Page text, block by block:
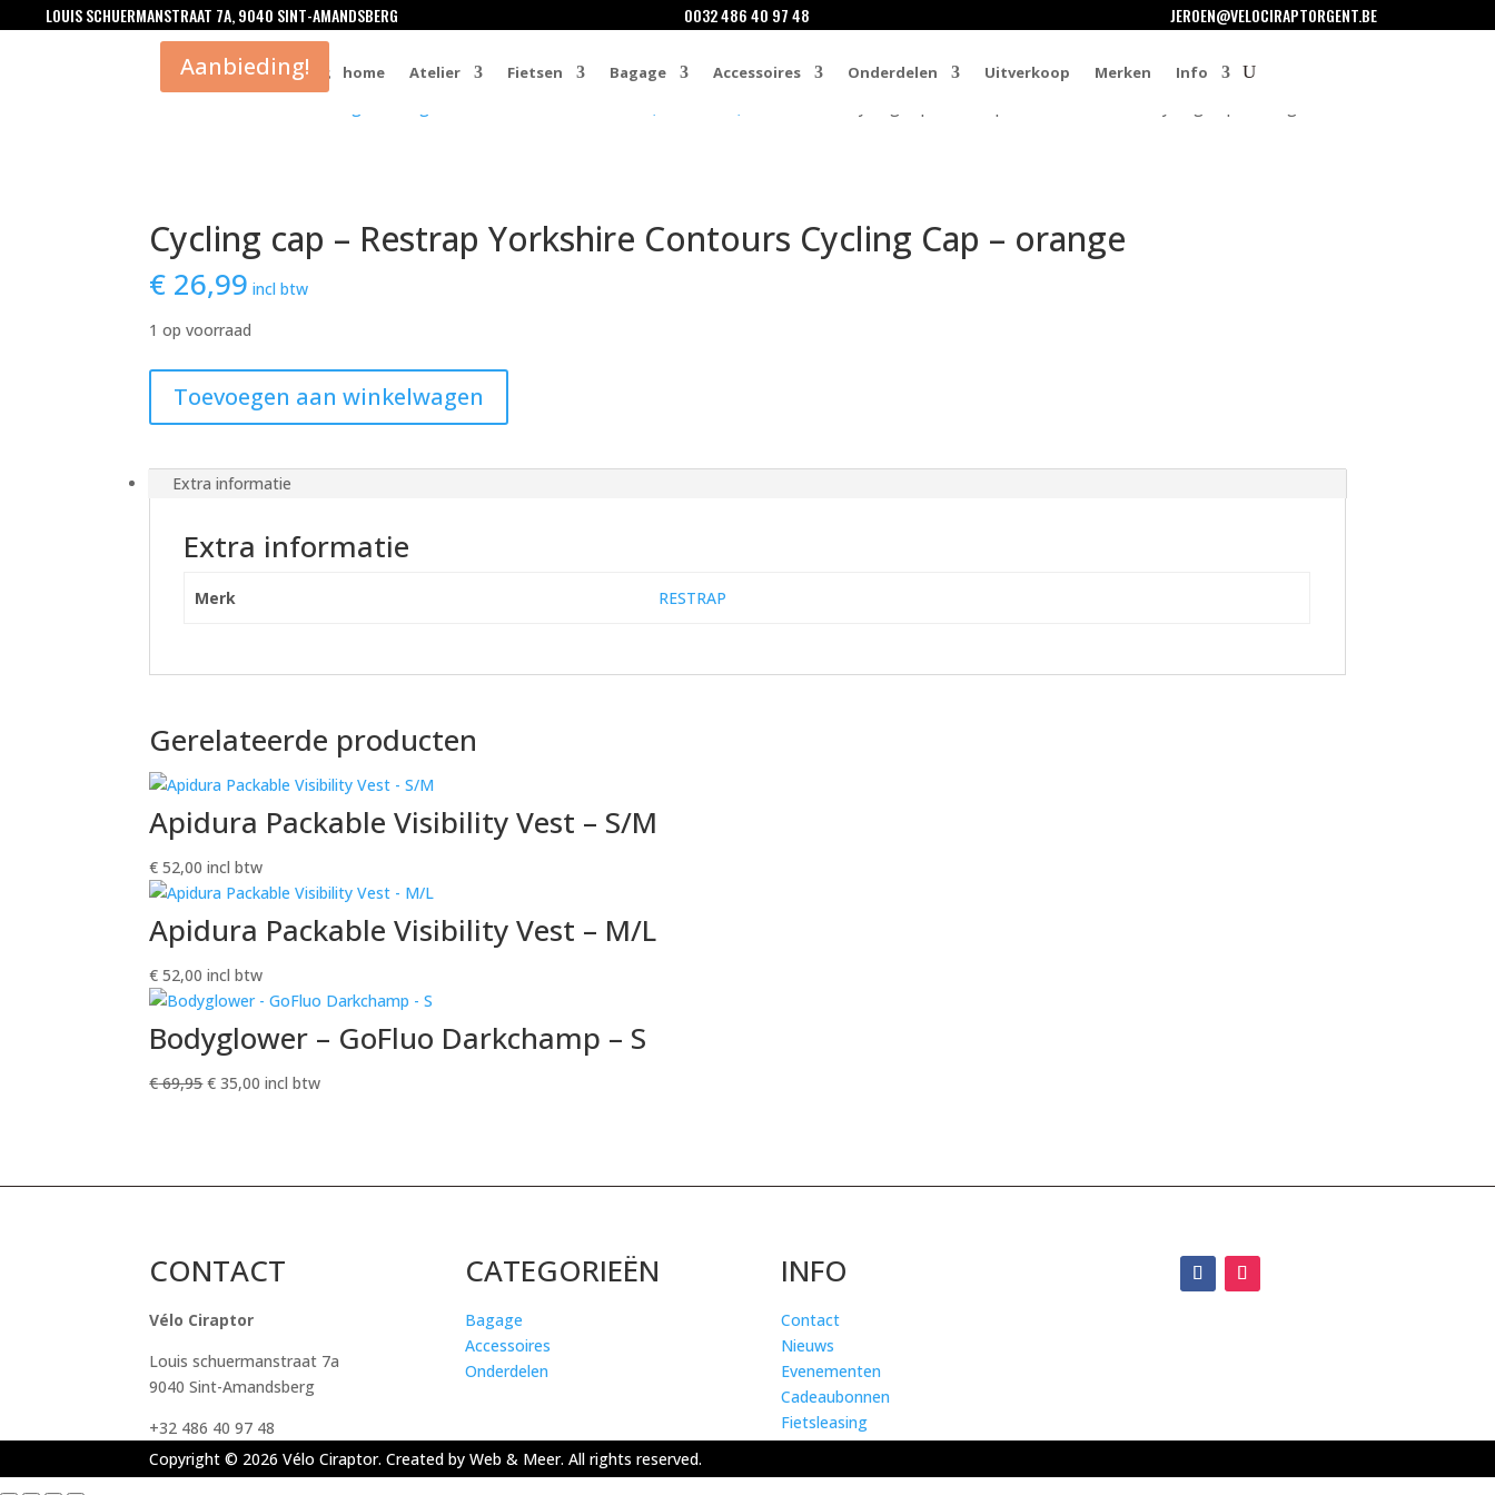
LOUIS SCHUERMANSTRAAT 7A, 9040 SINT-AMANDSBERG 0032 486 40 97 48 JEROEN@VELOCIRAPTORGENT.BE
0 Items home Atelier Fietsen Bagage Accessoires Onderdelen Uitverkoop Merken Info
Cycling cap – Restrap Yorkshire Contours Cycling Cap – orange
€ 26,99 incl btw
1 op voorraad
-
Yorkshire
Cycling
orange
Toevoegen aan winkelwagen
Extra informatie
Extra informatie
Merk RESTRAP
Gerelateerde producten
Apidura Packable Visibility Vest – S/M
€ 52,00 incl btw
Apidura Packable Visibility Vest – M/L
€ 52,00 incl btw
Aanbieding!
Bodyglower – GoFluo Darkchamp – S
€69,95Oorspronkelijke
€ 35,00 Huidige
incl btw
CONTACT
Vélo Ciraptor
Louis schuermanstraat 7a
9040 Sint-Amandsberg
+32 486 40 97 48
CATEGORIEËN
Bagage
Accessoires
Onderdelen
INFO
Contact
Nieuws
Evenementen
Cadeaubonnen
Fietsleasing
Copyright © 2026 Vélo Ciraptor. Created by Web & Meer. All rights reserved.